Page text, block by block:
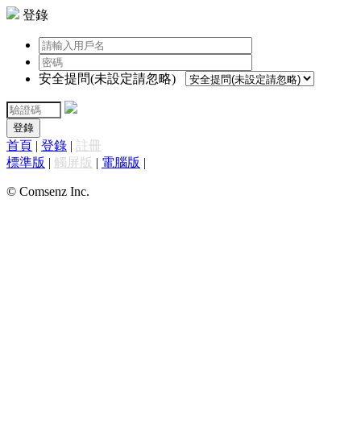
登錄
安全提問(未設定請忽略)
登錄
首頁 | 登錄 | 註冊
標準版 | 觸屏版 | 電腦版 |
© Comsenz Inc.